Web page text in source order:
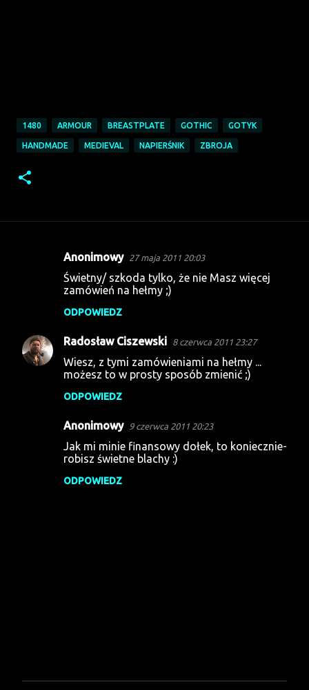
1480 ARMOUR BREASTPLATE GOTHIC GOTYK
HANDMADE MEDIEVAL NAPIERŚNIK ZBROJA
n
t
Anonimowy 27 maja 2011 20:03
Świetny/ szkoda tylko, że nie Masz więcej
zamówień na hełmy ;)
ODPOWIEDZ
Radosław Ciszewski 8 czerwca 2011 23:27
Wiesz, z tymi zamówieniami na hełmy ...
możesz to w prosty sposób zmienić ;)
ODPOWIEDZ
Anonimowy 9 czerwca 2011 20:23
Jak mi minie finansowy dołek, to koniecznie-
robisz świetne blachy :)
ODPOWIEDZ